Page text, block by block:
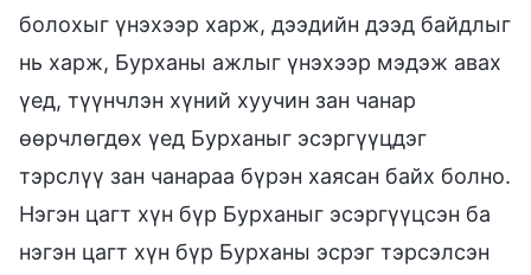
болохыг үнэхээр харж, дээдийн дээд байдлыг
нь харж, Бурханы ажлыг үнэхээр мэдэж авах
үед, түүнчлэн хүний хуучин зан чанар
өөрчлөгдөх үед Бурханыг эсэргүүцдэг
тэрслүү зан чанараа бүрэн хаясан байх болно.
Нэгэн цагт хүн бүр Бурханыг эсэргүүцсэн ба
нэгэн цагт хүн бүр Бурханы эсрэг тэрсэлсэн